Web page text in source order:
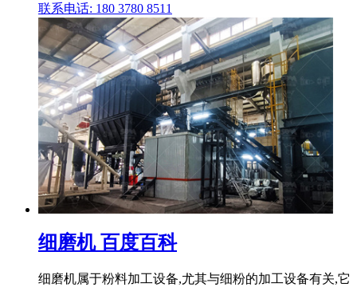
联系电话: 180 3780 8511
细磨机 百度百科
细磨机属于粉料加工设备,尤其与细粉的加工设备有关,它